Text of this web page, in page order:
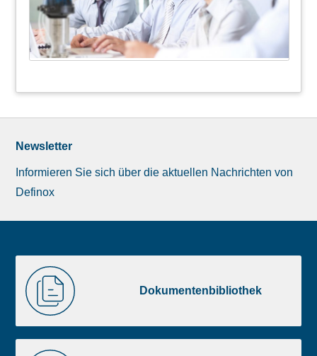
Newsletter
Informieren Sie sich über die aktuellen Nachrichten von
Definox
image
footer
Dokumentenbibliothek
Dokumentenbibliothek
CAD